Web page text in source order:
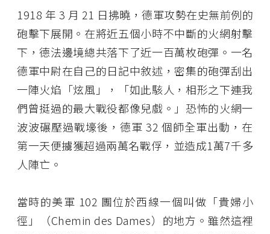
1918 年 3 月 21 日拂曉，德軍攻勢在史無前例的
砲擊下展開。在將近五個小時不中斷的火網射擊
下，德法邊境總共落下了近一百萬枚砲彈。一名
德軍中尉在自己的日記中敘述，密集的砲彈刮出
一陣火焰「炫風」，「如此駭人，相形之下連我
們曾挺過的最大戰役都像兒戲。」恐怖的火網一
波波碾壓過戰壕後，德軍 32 個師全軍出動，在
第一天便擄獲超過兩萬名戰俘，並造成1萬7千多
人陣亡。
當時的美軍 102 團位於西線一個叫做「貴婦小
徑」（Chemin des Dames）的地方。雖然這裡